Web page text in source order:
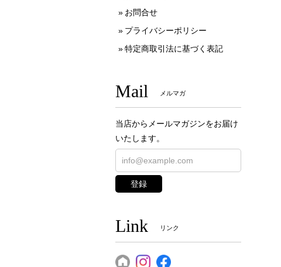
お問合せ
プライバシーポリシー
特定商取引法に基づく表記
Mail メルマガ
当店からメールマガジンをお届け
いたします。
登録
Link リンク